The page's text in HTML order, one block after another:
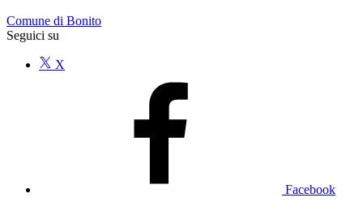
Comune di Bonito
Seguici su
X
Facebook